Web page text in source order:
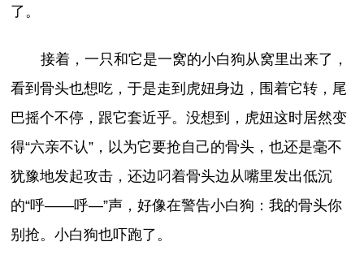
了。
接着，一只和它是一窝的小白狗从窝里出来了，
看到骨头也想吃，于是走到虎妞身边，围着它转，尾
巴摇个不停，跟它套近乎。没想到，虎妞这时居然变
得“六亲不认”，以为它要抢自己的骨头，也还是毫不
犹豫地发起攻击，还边叼着骨头边从嘴里发出低沉
的“呼——呼—”声，好像在警告小白狗：我的骨头你
别抢。小白狗也吓跑了。